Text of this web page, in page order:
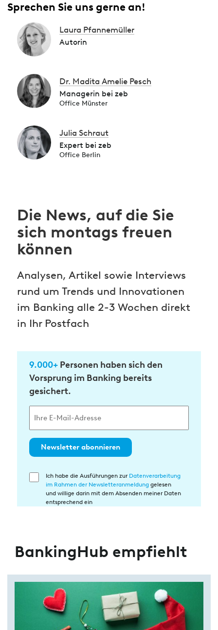
Sprechen Sie uns gerne an!
Laura Pfannemüller
Autorin
Dr. Madita Amelie Pesch
Managerin bei zeb
Office Münster
Julia Schraut
Expert bei zeb
Office Berlin
Die News, auf die Sie
sich montags freuen
können
Analysen, Artikel sowie Interviews
rund um Trends und Innovationen
im Banking alle 2-3 Wochen direkt
in Ihr Postfach
9.000+ Personen haben sich den
Vorsprung im Banking bereits
gesichert.
Newsletter abonnieren
Einwilligung
Ich habe die Ausführungen zur Datenverarbeitung
im Rahmen der Newsletteranmeldung gelesen
und willige darin mit dem Absenden meiner Daten
entsprechend ein
BankingHub empfiehlt